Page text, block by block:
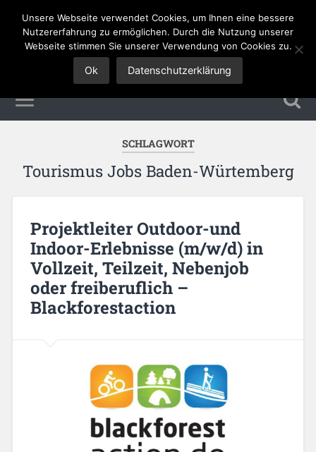
Tourismus Jobs
SCHLAGWORT
Tourismus Jobs Baden-Würtemberg
Projektleiter Outdoor-und
Indoor-Erlebnisse (m/w/d) in
Vollzeit, Teilzeit, Nebenjob
oder freiberuflich –
Blackforestaction
Unsere Webseite verwendet Cookies, um Ihnen eine bessere
Nutzererfahrung zu ermöglichen. Durch die Nutzung unserer
Webseite stimmen Sie unserer Verwendung von Cookies zu.
Ok Datenschutzerklärung